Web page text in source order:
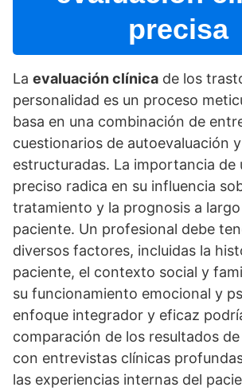
precisa
La evaluación clí­nica de los
personalidad es un proceso
basa en una combinación de
cuestionarios de autoevaluación
estructuradas. La importancia de
preciso radica en su influencia
tratamiento y la prognosis a
paciente. Un profesional debe
diversos factores, incluidas la
paciente, el contexto social y
su funcionamiento emocional y
enfoque integrador y eficaz
comparación de los resultados
con entrevistas clí­nicas
las experiencias internas del